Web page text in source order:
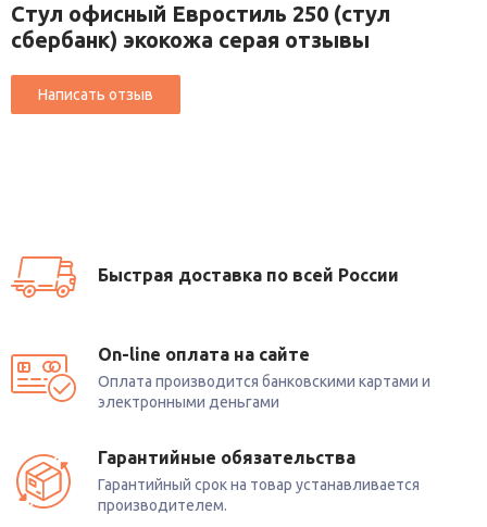
Стул офисный Евростиль 250 (стул
сбербанк) экокожа серая отзывы
Быстрая доставка по всей России
On-line оплата на сайте
Оплата производится банковскими картами и
электронными деньгами
Гарантийные обязательства
Гарантийный срок на товар устанавливается
производителем.